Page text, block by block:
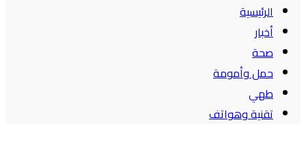
الرئيسية
أخبار
صحة
حمل وأمومة
طهي
تقنية وهواتف